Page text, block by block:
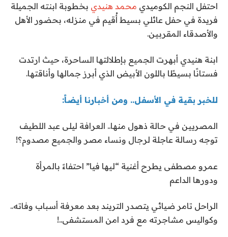
احتفل النجم الكوميدي محمد هنيدي بخطوبة ابنته الجميلة
فريدة في حفل عائلي بسيط أُقيم في منزله، بحضور الأهل
والأصدقاء المقربين.
ابنة هنيدي أبهرت الجميع بإطلالتها الساحرة، حيث ارتدت
فستانًا بسيطًا باللون الأبيض الذي أبرز جمالها وأناقتها.
للخبر بقية في الأسفل.. ومن أخبارنا أيضاً:
المصريين في حالة ذهول منها.. العرافة ليلى عبد اللطيف
توجه رسالة عاجلة لرجال ونساء مصر والجميع مصدوم؟!
عمرو مصطفى يطرح أغنية “ليها فيا” احتفاءً بالمرأة
ودورها الداعم
الراحل تامر ضيائي يتصدر التريند بعد معرفة أسباب وفاته..
وكواليس مشاجرته مع فرد امن المستشفى..!